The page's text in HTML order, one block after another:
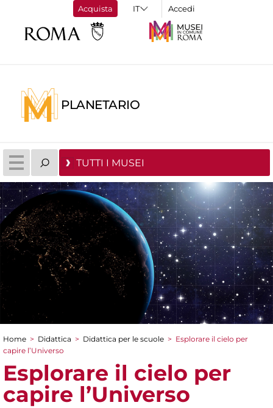
Acquista Accedi
PLANETARIO
TUTTI I MUSEI
Tu sei qui
Home > Didattica > Didattica per le scuole > Esplorare il cielo per
capire l’Universo
Esplorare il cielo per
capire l’Universo